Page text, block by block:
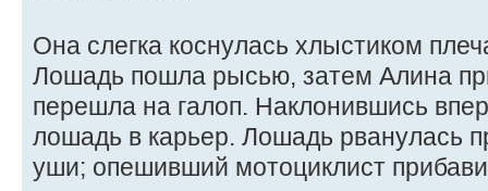
Она слегка коснулась хлыстиком
Лошадь пошла рысью, затем Алина
перешла на галоп. Наклонившись
лошадь в карьер. Лошадь рванулась
уши; опешивший мотоциклист